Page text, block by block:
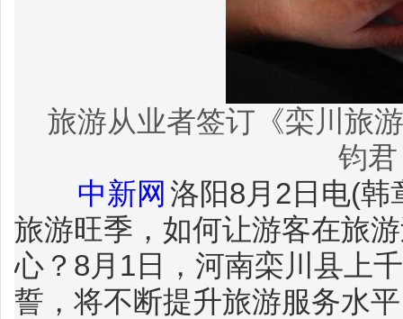
旅游从业者签订《栾川旅
钧
中新网 洛阳8月2日电(韩
旅游旺季，如何让游客在旅
心？8月1日，河南栾川县上
誓，将不断提升旅游服务水